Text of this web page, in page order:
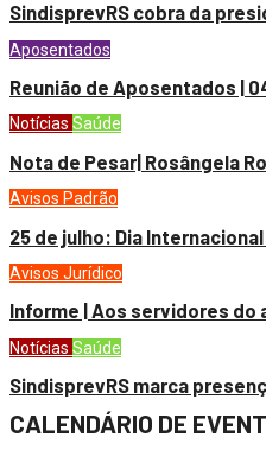
SindisprevRS cobra da
Aposentados
Reunião de Aposentados |
Notícias Saúde
Nota de Pesar| Rosângela
Avisos Padrão
25 de julho: Dia
Avisos Jurídico
Informe | Aos servidores do
Notícias Saúde
SindisprevRS marca
CALENDÁRIO DE